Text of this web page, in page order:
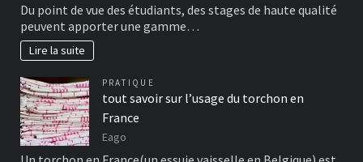
Du point de vue des étudiants, des stages de haute qualité
peuvent apporter une gamme…
Lire la suite
PRATIQUE
tout savoir sur l’usage du torchon en
France
Eago